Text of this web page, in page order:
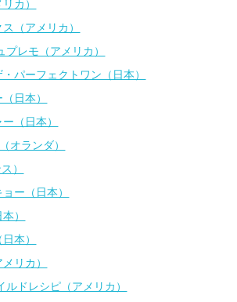
カ）
（アメリカ）
プレモ（アメリカ）
・パーフェクトワン（日本）
日本）
（日本）
オランダ）
）
ー（日本）
）
本）
リカ）
ルドレシピ（アメリカ）